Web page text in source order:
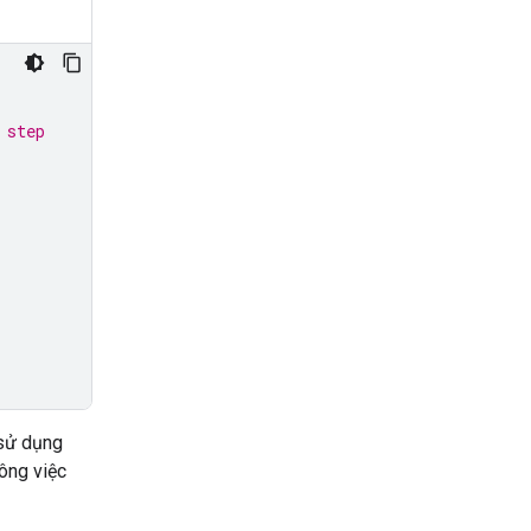
dụng
việc